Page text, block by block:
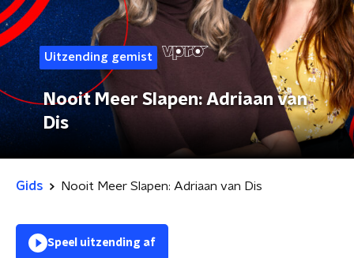
Uitzending gemist
Nooit Meer Slapen: Adriaan van
Dis
Gids Nooit Meer Slapen: Adriaan van Dis
Speel uitzending af